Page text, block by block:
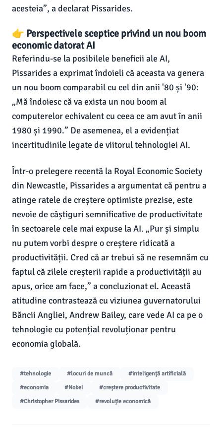
acesteia”, a declarat Pissarides.
👉 Perspectivele sceptice privind un nou boom
economic datorat AI
Referindu-se la posibilele beneficii ale AI,
Pissarides a exprimat îndoieli că aceasta va genera
un nou boom comparabil cu cel din anii '80 și '90:
„Mă îndoiesc că va exista un nou boom al
computerelor echivalent cu ceea ce am avut în anii
1980 și 1990.” De asemenea, el a evidențiat
incertitudinile legate de viitorul tehnologiei AI.
Într-o prelegere recentă la Royal Economic Society
din Newcastle, Pissarides a argumentat că pentru a
atinge ratele de creștere optimiste prezise, este
nevoie de câștiguri semnificative de productivitate
în sectoarele cele mai expuse la AI. „Pur și simplu
nu putem vorbi despre o creștere ridicată a
productivității. Cred că ar trebui să ne resemnăm cu
faptul că zilele creșterii rapide a productivității au
apus, orice am face,” a concluzionat el. Această
atitudine contrastează cu viziunea guvernatorului
Băncii Angliei, Andrew Bailey, care vede AI ca pe o
tehnologie cu potențial revoluționar pentru
economia globală.
#tehnologie #locuri de muncă
#inteligență artificială
#economia
#Nobel
#creștere productivitate
#Christopher Pissarides
#revoluție economică